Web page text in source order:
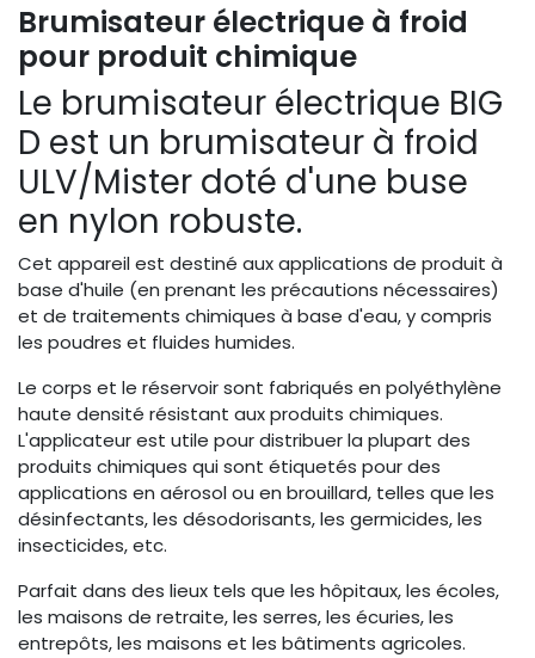
Brumisateur électrique à froid
pour produit chimique
Le brumisateur électrique BIG
D est un brumisateur à froid
ULV/Mister doté d'une buse
en nylon robuste.
Cet appareil est destiné aux applications de produit à
base d'huile (en prenant les précautions nécessaires)
et de traitements chimiques à base d'eau, y compris
les poudres et fluides humides.
Le corps et le réservoir sont fabriqués en polyéthylène
haute densité résistant aux produits chimiques.
L'applicateur est utile pour distribuer la plupart des
produits chimiques qui sont étiquetés pour des
applications en aérosol ou en brouillard, telles que les
désinfectants, les désodorisants, les germicides, les
insecticides, etc.
Parfait dans des lieux tels que les hôpitaux, les écoles,
les maisons de retraite, les serres, les écuries, les
entrepôts, les maisons et les bâtiments agricoles.